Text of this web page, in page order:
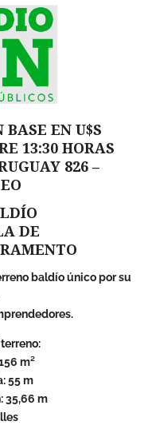
EN U$S
13:30 HORAS
826 –
DE
baldío único por su
m²
55 m
35,66 m